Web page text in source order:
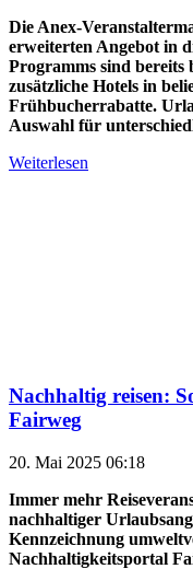
Die Anex-
erweiterten Angebot in
Programms sind bereits
zusätzliche Hotels in
Frühbucherrabatte.
Auswahl für
Weiterlesen
Nachhaltig reisen:
Fairweg
20. Mai 2025 06:18
Immer mehr
nachhaltiger
Kennzeichnung
Nachhaltigkeitsportal